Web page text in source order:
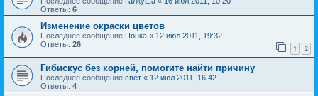
Ответы: 6
Изменение окраски цветов
Последнее сообщение Понка « 12 июл 2011, 19:32
Ответы: 26 1 2
Гибискус без корней, помогите найти причину
Последнее сообщение свет « 12 июл 2011, 16:42
Ответы: 4